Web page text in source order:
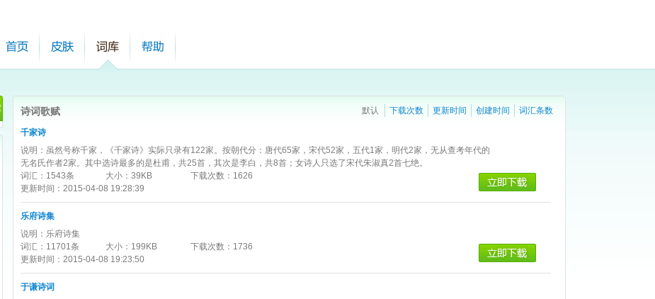
诗词歌赋 默认 下载次数 更新时间 创建时间 词汇条数
千家诗
说明： 虽然号称千家，《千家诗》实际只录有122家。按朝代分：唐代65家，宋代52家，五代1家，明代2家，无从查考年代的
无名氏作者2家。其中选诗最多的是杜甫，共25首，其次是李白，共8首；女诗人只选了宋代朱淑真2首七绝。
词汇： 1543条 大小： 39KB 下载次数： 1626
更新时间： 2015-04-08 19:28:39
乐府诗集
说明： 乐府诗集
词汇： 11701条 大小： 199KB 下载次数： 1736
更新时间： 2015-04-08 19:23:50
于谦诗词